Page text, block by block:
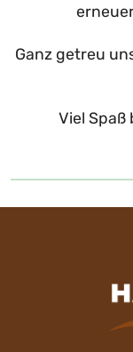
Ganz getreu
Viel Spaß